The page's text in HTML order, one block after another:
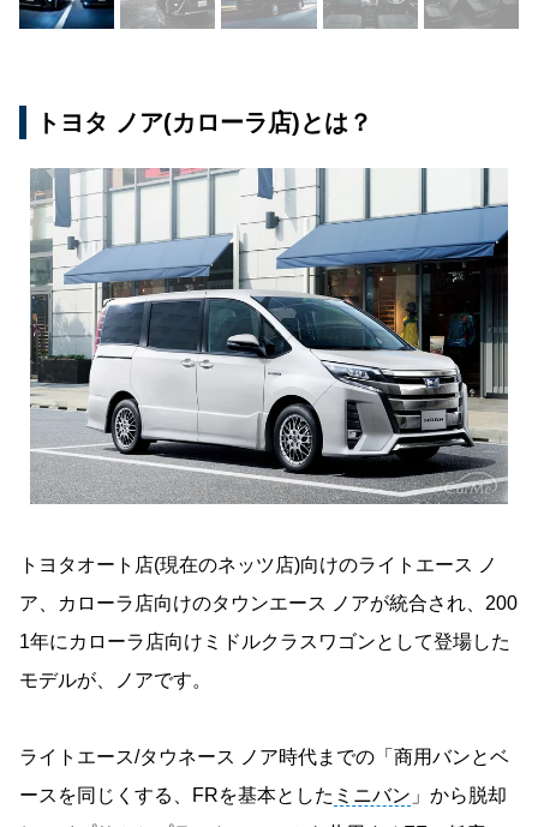
トヨタ ノア(カローラ店)とは？
トヨタオート店(現在のネッツ店)向けのライトエース ノ
ア、カローラ店向けのタウンエース ノアが統合され、200
1年にカローラ店向けミドルクラスワゴンとして登場した
モデルが、ノアです。
ライトエース/タウネース ノア時代までの「商用バンとベ
ースを同じくする、FRを基本とした ミニバン 」から脱却